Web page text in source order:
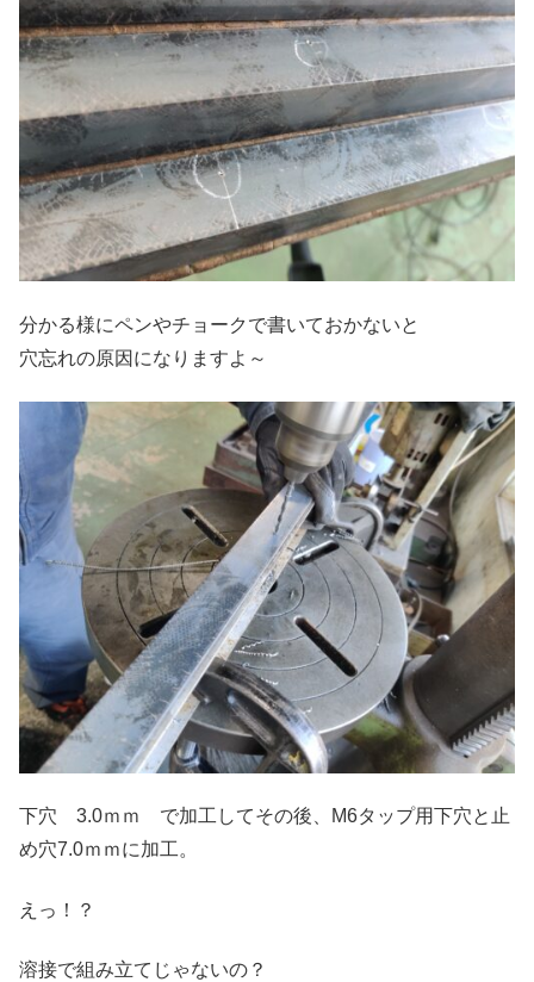
分かる様にペンやチョークで書いておかないと
穴忘れの原因になりますよ～
下穴 3.0ｍｍ で加工してその後、M6タップ用下穴と止
め穴7.0ｍｍに加工。
えっ！？
溶接で組み立てじゃないの？